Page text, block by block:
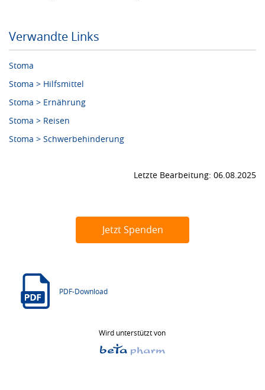
Verwandte Links
Stoma
Stoma > Hilfsmittel
Stoma > Ernährung
Stoma > Reisen
Stoma > Schwerbehinderung
Letzte Bearbeitung: 06.08.2025
Jetzt Spenden
PDF-Download
Wird unterstützt von